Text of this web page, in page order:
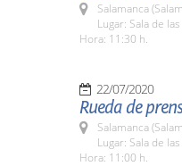
Salamanca
Lugar: Sala de
Hora: 11:30 h.
22/07/2020
Rueda de
Salamanca
Lugar: Sala de
Hora: 11:00 h.